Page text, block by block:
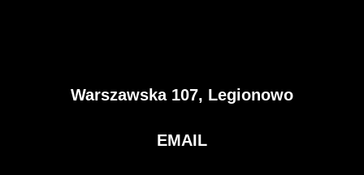
Warszawska 107, Legionowo
EMAIL